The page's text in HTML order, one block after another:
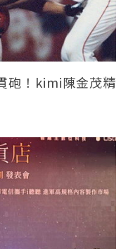
砲！kimi陳金茂精